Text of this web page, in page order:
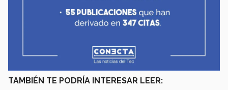
TAMBIÉN TE PODRÍA INTERESAR LEER: